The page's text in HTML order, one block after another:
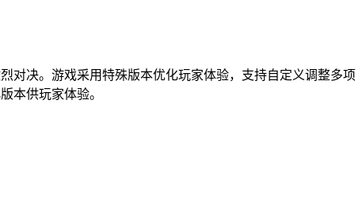
对决。游戏采用特殊版本优化玩家体验，支持自定义调整多项
本供玩家体验。